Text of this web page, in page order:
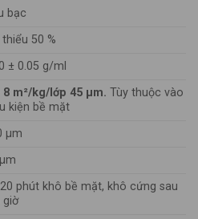
bạc
50 %
± 0.05 g/ml
8 m²/kg/lớp 45 µm. Tùy thuộc vào
kiện bề mặt
µm
phút khô bề mặt, khô cứng sau
giờ